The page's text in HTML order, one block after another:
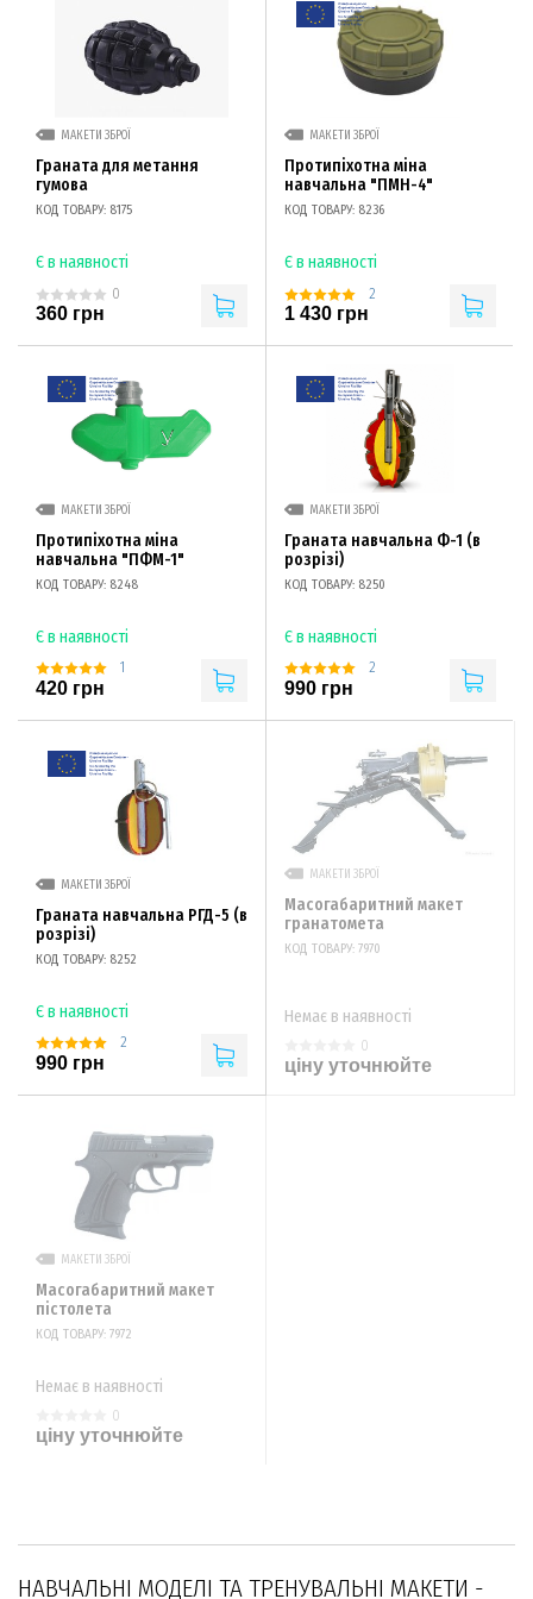
МАКЕТИ ЗБРОЇ
Граната для метання
гумова
КОД ТОВАРУ: 8175
Є в наявності
0
360 грн
МАКЕТИ ЗБРОЇ
Протипіхотна міна
навчальна "ПМН-4"
КОД ТОВАРУ: 8236
Є в наявності
2
1 430 грн
МАКЕТИ ЗБРОЇ
Протипіхотна міна
навчальна "ПФМ-1"
КОД ТОВАРУ: 8248
Є в наявності
1
420 грн
МАКЕТИ ЗБРОЇ
Граната навчальна Ф-1 (в
розрізі)
КОД ТОВАРУ: 8250
Є в наявності
2
990 грн
МАКЕТИ ЗБРОЇ
Граната навчальна РГД-5 (в
розрізі)
КОД ТОВАРУ: 8252
Є в наявності
2
990 грн
МАКЕТИ ЗБРОЇ
Масогабаритний макет
гранатомета
КОД ТОВАРУ: 7970
Немає в наявності
0
ціну уточнюйте
МАКЕТИ ЗБРОЇ
Масогабаритний макет
пістолета
КОД ТОВАРУ: 7972
Немає в наявності
0
ціну уточнюйте
НАВЧАЛЬНІ МОДЕЛІ ТА ТРЕНУВАЛЬНІ МАКЕТИ -